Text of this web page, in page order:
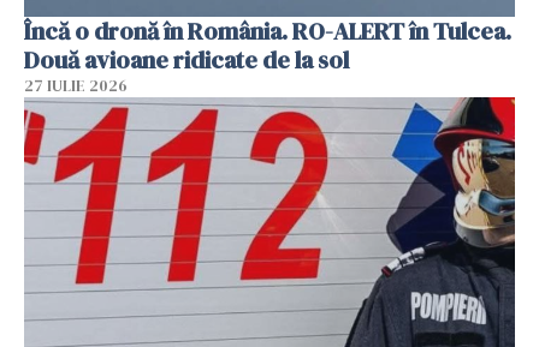
Încă o dronă în România. RO-ALERT în Tulcea.
Două avioane ridicate de la sol
27 IULIE 2026